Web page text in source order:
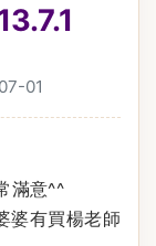
01
滿意^^
婆有買楊老師